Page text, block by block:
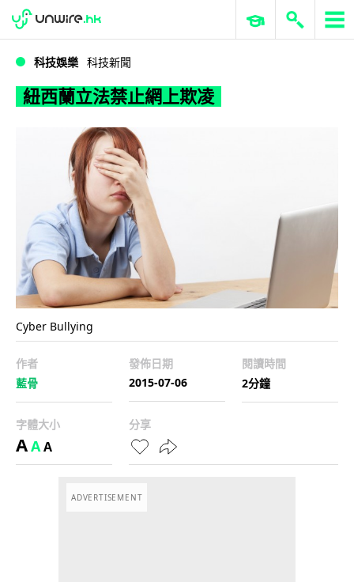
紐西蘭立法禁止網上欺凌
WWDC 2026 ERP 與商業 AI
科技娛樂 科技新聞
紐西蘭立法禁止網上欺凌
Cyber Bullying
作者
藍骨
發佈日期
2015-07-06
閱讀時間
2分鐘
字體大小
AAA
分享
ADVERTISEMENT